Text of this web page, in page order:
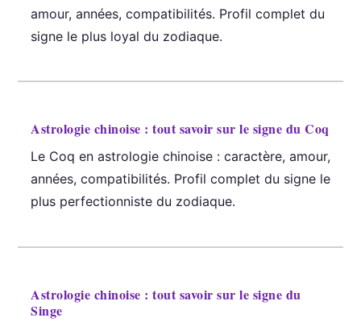
amour, années, compatibilités. Profil complet du
signe le plus loyal du zodiaque.
Astrologie chinoise : tout savoir sur le signe du Coq
Le Coq en astrologie chinoise : caractère, amour,
années, compatibilités. Profil complet du signe le
plus perfectionniste du zodiaque.
Astrologie chinoise : tout savoir sur le signe du
Singe